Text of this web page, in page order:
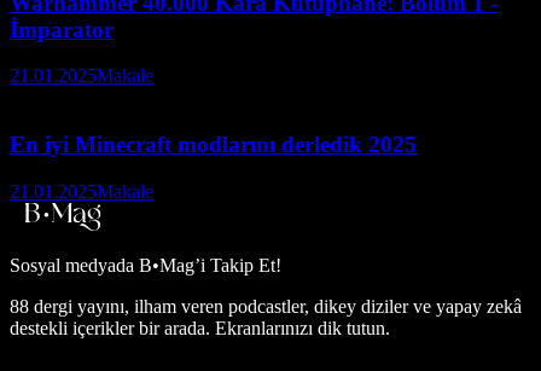
İmparator
21.01.2025Makale
En iyi Minecraft modlarını derledik 2025
21.01.2025Makale
Sosyal medyada B•Mag’i Takip Et!
88 dergi yayını, ilham veren podcastler, dikey diziler ve yapay zekâ
destekli içerikler bir arada. Ekranlarınızı dik tutun.